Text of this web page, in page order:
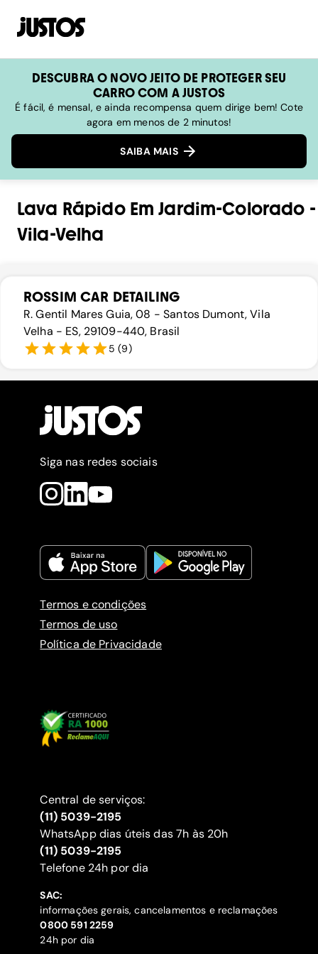
DESCUBRA O NOVO JEITO DE PROTEGER SEU
CARRO COM A JUSTOS
É fácil, é mensal, e ainda recompensa quem dirige bem! Cote
agora em menos de 2 minutos!
SAIBA MAIS
Lava RápidoEmJardim-Colorado -
Vila-Velha
ROSSIM CAR DETAILING
R. Gentil Mares Guia, 08 - Santos Dumont, Vila
Velha - ES, 29109-440, Brasil
5 (9)
Siga nas redes sociais
Termos e condições
Termos de uso
Política de Privacidade
Central de serviços:
(11) 5039-2195
WhatsApp dias úteis das 7h às 20h
(11) 5039-2195
‍Telefone 24h por dia
SAC:
informações gerais, cancelamentos e reclamações
‍0800 591 2259
24h por dia